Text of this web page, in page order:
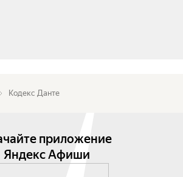
Кодекс Данте
приложение
Яндекс Афиши